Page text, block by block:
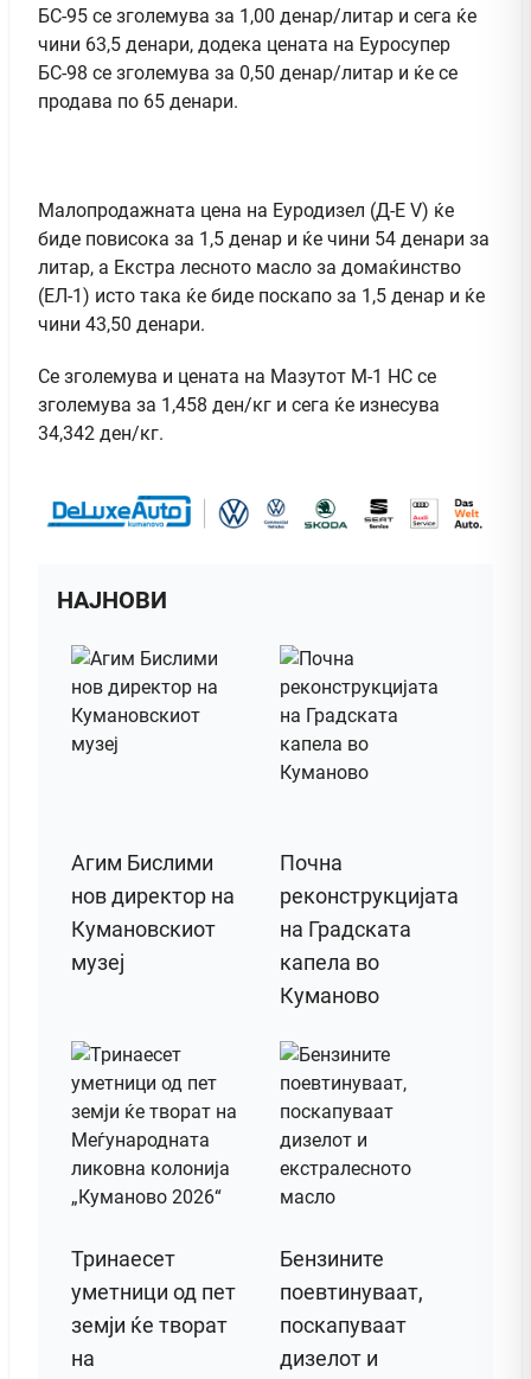
БС-95 се зголемува за 1,00 денар/литар и сега ќе
чини 63,5 денари, додека цената на Еуросупер
БС-98 се зголемува за 0,50 денар/литар и ќе се
продава по 65 денари.
Малопродажната цена на Еуродизел (Д-Е V) ќе
биде повисока за 1,5 денар и ќе чини 54 денари за
литар, а Екстра лесното масло за домаќинство
(ЕЛ-1) исто така ќе биде поскапо за 1,5 денар и ќе
чини 43,50 денари.
Се зголемува и цената на Мазутот М-1 НС се
зголемува за 1,458 ден/кг и сега ќе изнесува
34,342 ден/кг.
НАЈНОВИ
Агим Бислими
нов директор на
Кумановскиот
музеј
Почна
реконструкцијата
на Градската
капела во
Куманово
Тринаесет
уметници од пет
земји ќе творат
на
Бензините
поевтинуваат,
поскапуваат
дизелот и